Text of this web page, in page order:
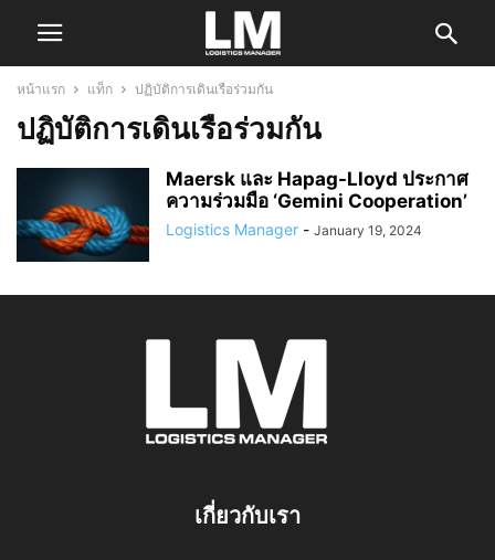
หน้าแรก แท็ก ปฏิบัติการเดินเรือร่วมกัน
ปฏิบัติการเดินเรือร่วมกัน
Maersk และ Hapag-Lloyd ประกาศ
ความร่วมมือ ‘Gemini Cooperation’
Logistics Manager - January 19, 2024
เกี่ยวกับเรา